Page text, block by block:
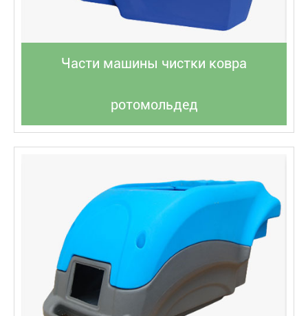
Части машины чистки ковра
ротомольдед